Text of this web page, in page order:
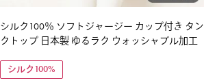
シルク100％ ソフトジャージー カップ付き タン
クトップ 日本製 ゆるラク ウォッシャブル加工
シルク100%